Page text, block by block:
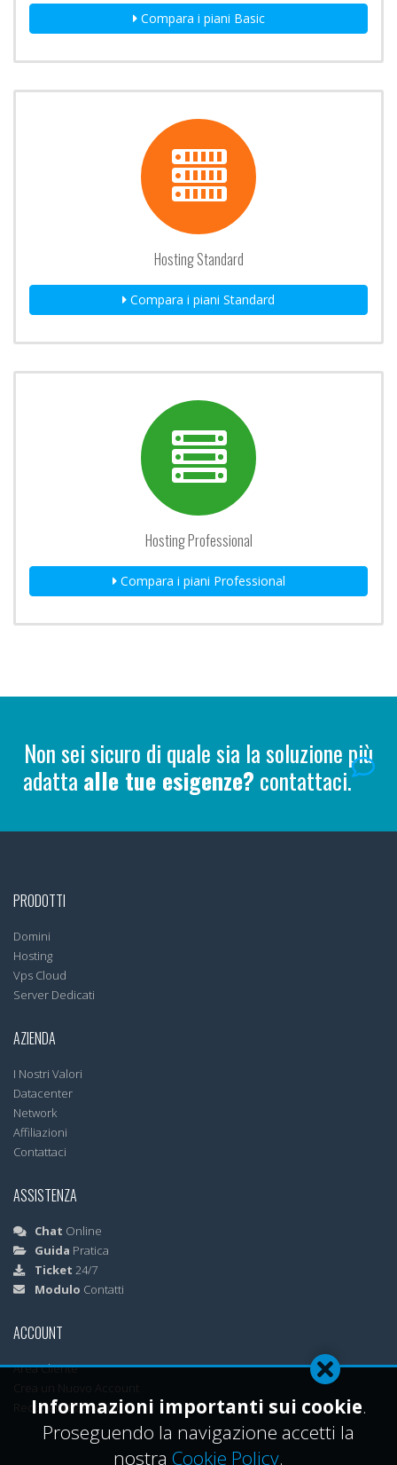
Compara i piani Basic
Hosting Standard
Compara i piani Standard
Hosting Professional
Compara i piani Professional
Non sei sicuro di quale sia la soluzione più
adatta alle tue esigenze? contattaci.
PRODOTTI
Domini
Hosting
Vps Cloud
Server Dedicati
AZIENDA
I Nostri Valori
Datacenter
Network
Affiliazioni
Contattaci
ASSISTENZA
Chat Online
Guida Pratica
Ticket 24/7
Modulo Contatti
ACCOUNT
Area Cliente
Recupera Password
Informazioni importanti sui cookie.
Proseguendo la navigazione accetti la
nostra Cookie Policy.